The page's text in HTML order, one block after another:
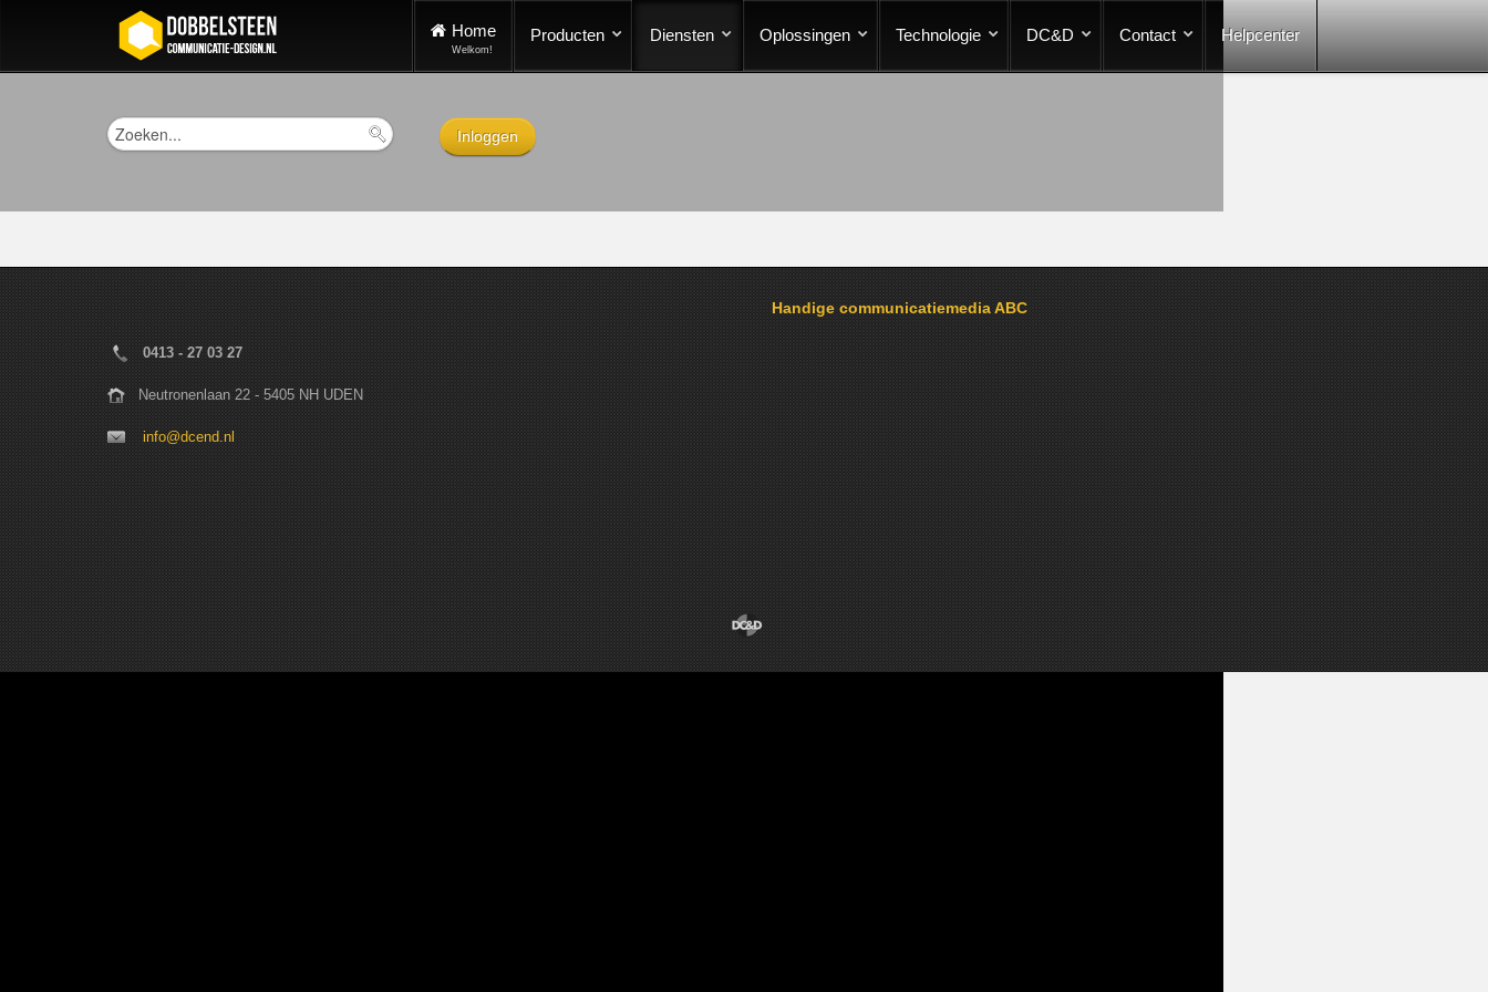
Home
Welkom!
Producten Diensten Oplossingen Technologie DC&D Contact Helpcenter
Inloggen
0413 - 27 03 27
Neutronenlaan 22 - 5405 NH UDEN
info@dcend.nl
Handige communicatiemedia ABC